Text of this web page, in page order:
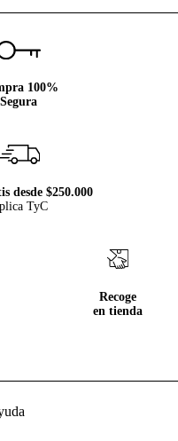
100%
Segura
desde $250.000
TyC
Recoge
en tienda